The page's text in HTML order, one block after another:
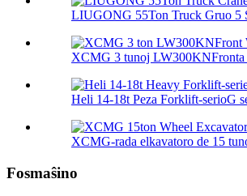
LIUGONG 55Ton Truck Gruo 5
XCMG 3 tunoj LW300KNFronta
Heli 14-18t Peza Forklift-serioG
XCMG-rada elkavatoro de 15
Fosmaŝino